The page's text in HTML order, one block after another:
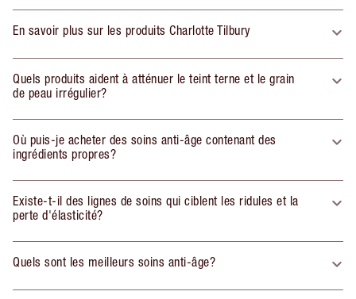
En savoir plus sur les produits Charlotte Tilbury
Quels produits aident à atténuer le teint terne et le grain
de peau irrégulier?
Où puis-je acheter des soins anti-âge contenant des
ingrédients propres?
Existe-t-il des lignes de soins qui ciblent les ridules et la
perte d'élasticité?
Quels sont les meilleurs soins anti-âge?